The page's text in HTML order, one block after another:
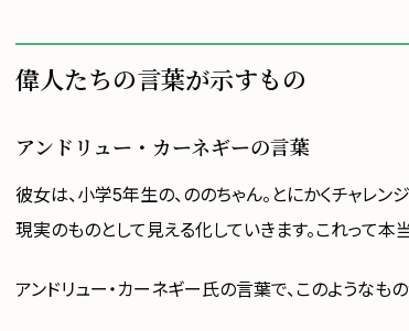
偉人たちの言葉が示すもの
アンドリュー・カーネギーの言葉
彼女は、小学5年生の、ののちゃん。とにかくチャレン
現実のものとして見える化していきます。これって本
アンドリュー・カーネギー氏の言葉で、このようなもの